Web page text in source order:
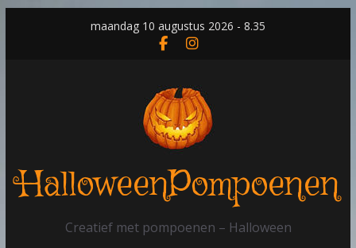
maandag 10 augustus 2026 - 8.35
HalloweenPompoenen
Creatief met pompoenen – Halloween